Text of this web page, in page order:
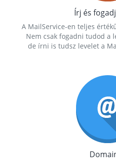
Írj és
A MailService-en teljes
Nem csak fogadni tudod a
de írni is tudsz levelet a